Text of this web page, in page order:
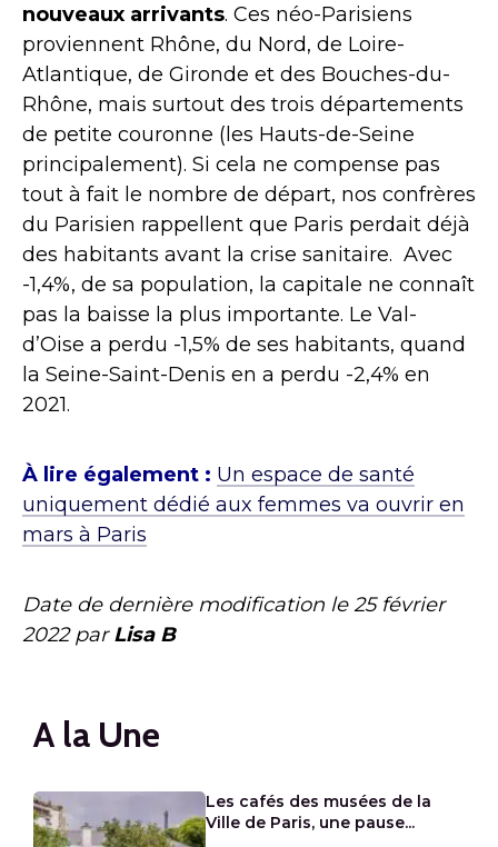
nouveaux arrivants. Ces néo-Parisiens
proviennent Rhône, du Nord, de Loire-
Atlantique, de Gironde et des Bouches-du-
Rhône, mais surtout des trois départements
de petite couronne (les Hauts-de-Seine
principalement). Si cela ne compense pas
tout à fait le nombre de départ, nos confrères
du Parisien rappellent que Paris perdait déjà
des habitants avant la crise sanitaire. Avec
-1,4%, de sa population, la capitale ne connaît
pas la baisse la plus importante. Le Val-
d’Oise a perdu -1,5% de ses habitants, quand
la Seine-Saint-Denis en a perdu -2,4% en
2021.
À lire également : Un espace de santé
uniquement dédié aux femmes va ouvrir en
mars à Paris
Date de dernière modification le25 février
2022parLisa B
A la Une
Les cafés des musées de la
Ville de Paris, une pause...